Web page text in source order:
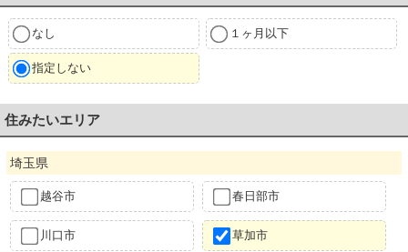
なし １ヶ月以下
指定しない
住みたいエリア
埼玉県
越谷市 春日部市
川口市 草加市